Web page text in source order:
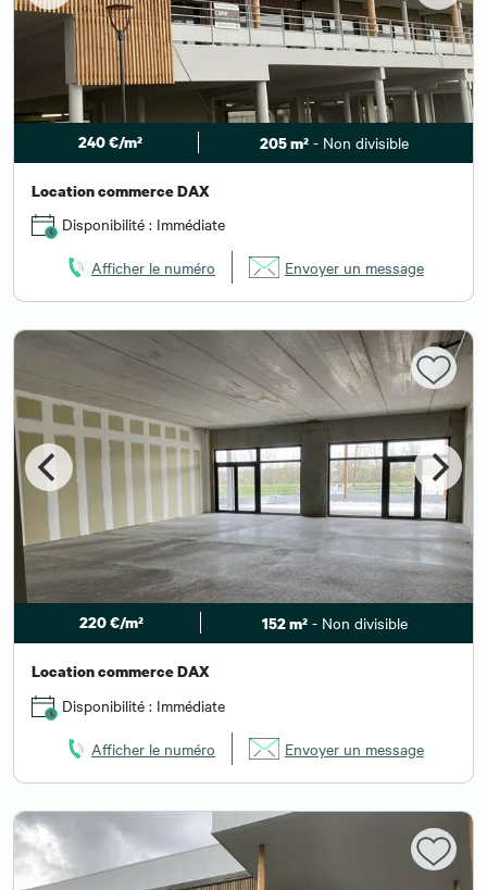
240 €/m² 205 m² - Non divisible
Location commerce DAX
Disponibilité : Immédiate
Afficher le numéro Envoyer un message
220 €/m² 152 m² - Non divisible
Location commerce DAX
Disponibilité : Immédiate
Afficher le numéro Envoyer un message